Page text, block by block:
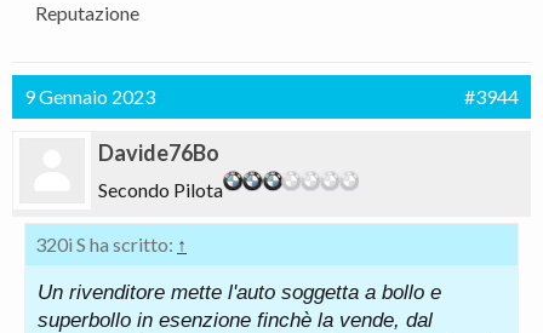
Reputazione
9 Gennaio 2023 #3944
Davide76Bo
Secondo Pilota
320i S ha scritto: ↑
Un rivenditore mette l'auto soggetta a bollo e
superbollo in esenzione finchè la vende, dal